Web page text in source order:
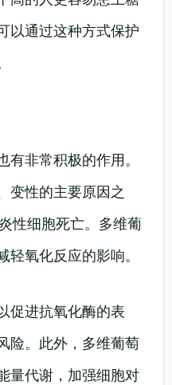
以通过这种方式保护
非常积极的作用。
变性的主要原因之
性细胞死亡。多维葡
氧化反应的影响。
促进抗氧化酶的表
险。此外，多维葡萄
量代谢，加强细胞对